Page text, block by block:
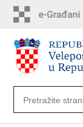
sadržaj